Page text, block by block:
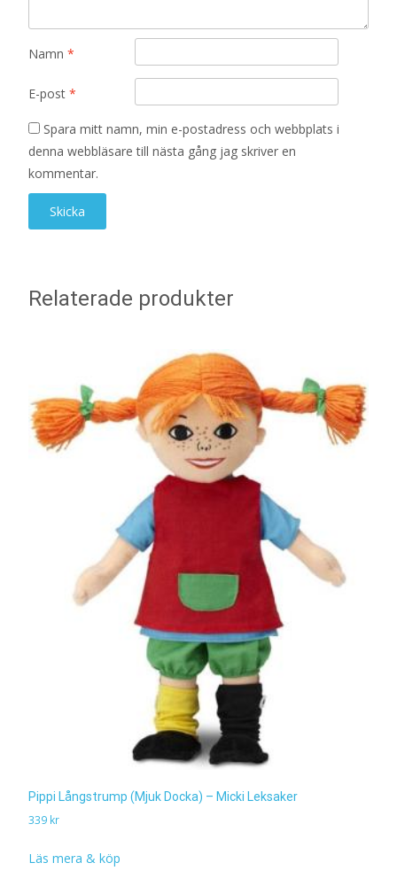
Namn *
E-post *
Spara mitt namn, min e-postadress och webbplats i
denna webbläsare till nästa gång jag skriver en
kommentar.
Relaterade produkter
Pippi Långstrump (Mjuk Docka) – Micki Leksaker
339 kr
Läs mera & köp